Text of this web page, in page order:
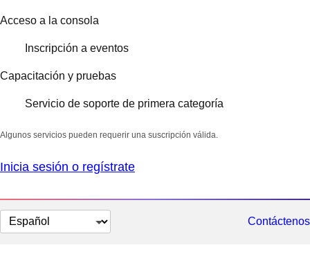
Acceso a la consola
Inscripción a eventos
Capacitación y pruebas
Servicio de soporte de primera categoría
Algunos servicios pueden requerir una suscripción válida.
Inicia sesión o regístrate
Cambiar
el
Contáctenos